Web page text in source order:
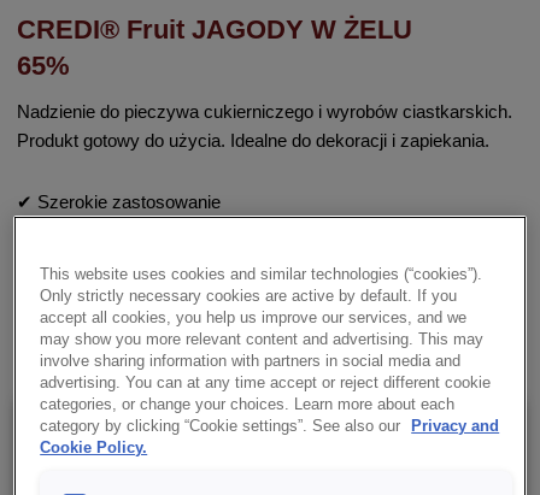
CREDI® Fruit JAGODY W ŻELU
65%
Nadzienie do pieczywa cukierniczego i wyrobów ciastkarskich.
Produkt gotowy do użycia. Idealne do dekoracji i zapiekania.
✔ Szerokie zastosowanie
✔ Dobrze się rozsmarowują
Szczegóły
This website uses cookies and similar technologies (“cookies”).
Only strictly necessary cookies are active by default. If you
accept all cookies, you help us improve our services, and we
may show you more relevant content and advertising. This may
involve sharing information with partners in social media and
advertising. You can at any time accept or reject different cookie
categories, or change your choices. Learn more about each
category by clicking “Cookie settings”. See also our
Privacy and
Cookie Policy.